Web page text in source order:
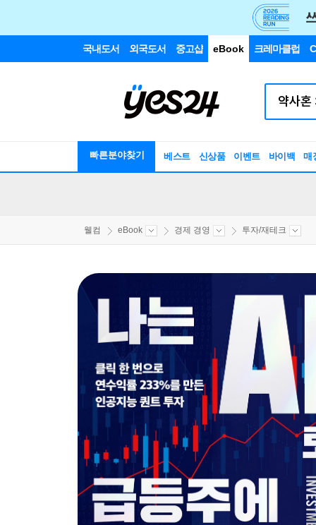
국내도서 외국도서 중고샵 eBook 크레마클럽
빠른분야찾기 베스트 신상품 이벤트 바이백 매
웰컴 eBook 경제 경영 투자/재테크